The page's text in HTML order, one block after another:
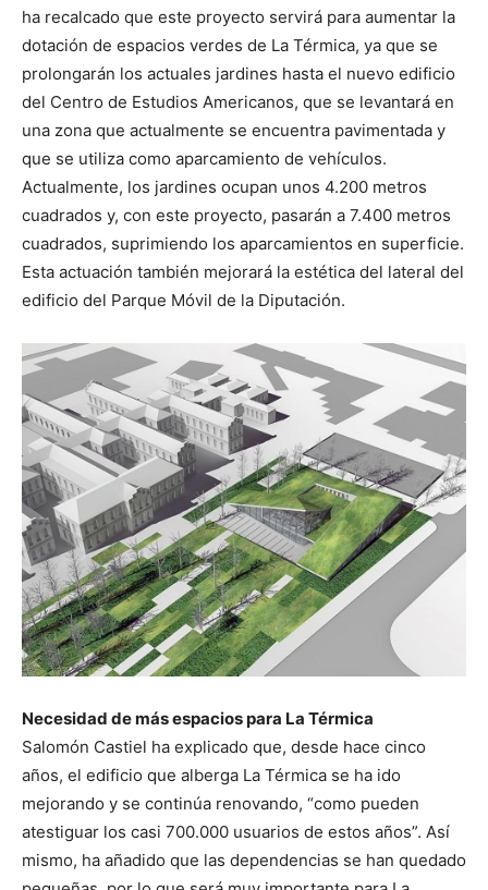
ha recalcado que este proyecto servirá para aumentar la
dotación de espacios verdes de La Térmica, ya que se
prolongarán los actuales jardines hasta el nuevo edificio
del Centro de Estudios Americanos, que se levantará en
una zona que actualmente se encuentra pavimentada y
que se utiliza como aparcamiento de vehículos.
Actualmente, los jardines ocupan unos 4.200 metros
cuadrados y, con este proyecto, pasarán a 7.400 metros
cuadrados, suprimiendo los aparcamientos en superficie.
Esta actuación también mejorará la estética del lateral del
edificio del Parque Móvil de la Diputación.
Necesidad de más espacios para La Térmica
Salomón Castiel ha explicado que, desde hace cinco
años, el edificio que alberga La Térmica se ha ido
mejorando y se continúa renovando, “como pueden
atestiguar los casi 700.000 usuarios de estos años”. Así
mismo, ha añadido que las dependencias se han quedado